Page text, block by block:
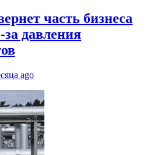
часть бизнеса
давления
ago